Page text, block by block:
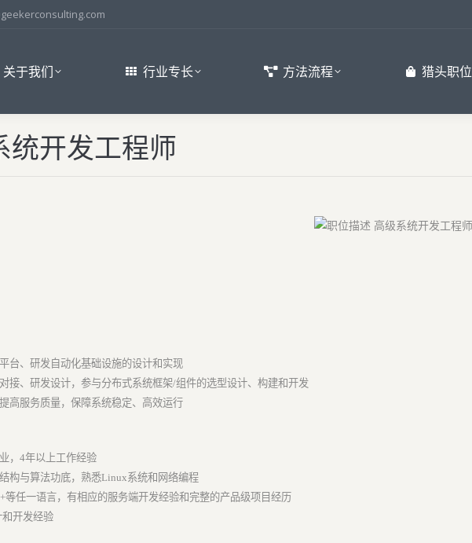
关于我们 行业专长 方法流程 猎头职位
统开发工程师
台、研发自动化基础设施的设计和实现
接、研发设计，参与分布式系统框架/组件的选型设计、构建和开发
高服务质量，保障系统稳定、高效运行
，4年以上工作经验
构与算法功底，熟悉Linux系统和网络编程
等任一语言，有相应的服务端开发经验和完整的产品级项目经历
开发经验